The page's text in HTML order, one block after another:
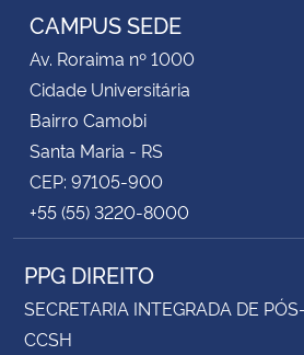
CAMPUS SEDE
Av. Roraima nº 1000
Cidade Universitária
Bairro Camobi
Santa Maria - RS
CEP: 97105-900
+55 (55) 3220-8000
PPG DIREITO
SECRETARIA INTEGRADA DE
CCSH